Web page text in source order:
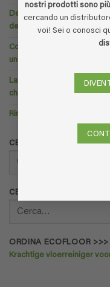
nostri prodotti sono
cercando un
voi! Sei o conosci
Detergente per pavimenti
definitivamente l’urina di
Come eliminare l’odore di
un salotto fresco.
La guida definitiva al
chimiche nocive
Rimuovere l’urina dalla pelle
CERCA NEI PRODOTTI
CERCA NEI PRODOTTI
ORDINA ECOFLOOR >>>
Krachtige vloerreiniger